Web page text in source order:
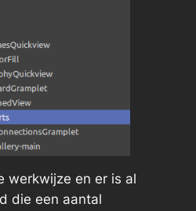
werkwijze en er is al
die een aantal